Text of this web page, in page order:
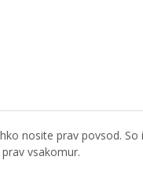
nosite prav povsod.
vsakomur.